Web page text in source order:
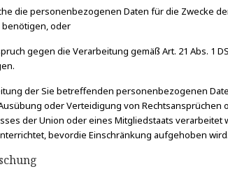
die personenbezogenen Daten für die Zwecke
benötigen, oder
gegen die Verarbeitung gemäß Art. 21 Abs.
der Sie betreffenden personenbezogenen
oder Verteidigung von
der Union oder eines Mitgliedstaats verarbeitet
bevordie Einschränkung aufgehoben wird.